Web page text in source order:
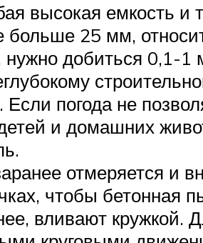
высокая емкость и
25 мм,
нужно добиться 0,1-1
погода не
и домашних
отмеряется и
чтобы бетонная
вливают кружкой.